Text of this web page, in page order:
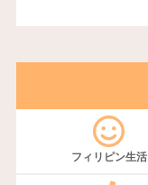
フィリピン生活